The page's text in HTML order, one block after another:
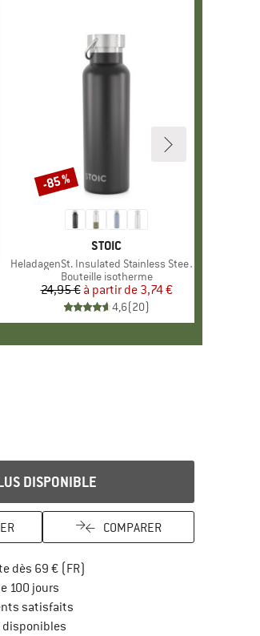
MARQUE
STOIC
Article
HeladagenSt. Insulated Stainless Steel Bottle 500
Product group
Bouteille isotherme
Prix
24,95 € Prix réduit
à partir de 3,74 €
4,6(20)
Remise
-85 %
DISPONIBLE
COMPARER
dès 69 € (FR)
100 joursTrouve les informations de
satisfaits
disponibles